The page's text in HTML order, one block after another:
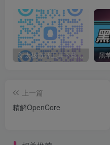
新太极激活工具下载/教程/充值/开户(QQ交流群号749113977)
上一篇
精解OpenCore